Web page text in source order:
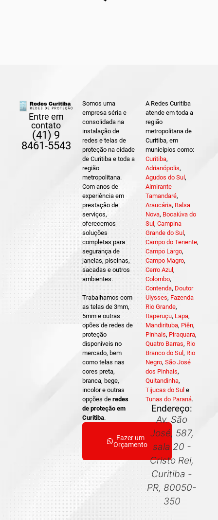
Entre em
contato
(41) 9
8461-5543
Somos uma
empresa séria e
consolidada na
instalação de
redes e telas de
proteção na cidade
de Curitiba e toda a
região
metropolitana.
Com anos de
experiência em
prestação de
serviços,
oferecemos
soluções
completas para
segurança de
janelas, piscinas,
sacadas e outros
ambientes.
Trabalhamos com
as telas de 3mm,
5mm e outras
opões de redes de
proteção
disponíveis no
mercado, bem
como telas nas
cores preta,
branca, bege,
incolor e outras
opções deredes
de proteção em
Curitiba.
Fazer um
Orçamento
A Redes Curitiba
atende em toda a
região
metropolitana de
Curitiba, em
municípios como:
Curitiba,
Adrianópolis,
Agudos do Sul ,
Almirante
Tamandaré,
Araucária, Balsa
Nova, Bocaiúva do
Sul , Campina
Grande do Sul ,
Campo do Tenente,
Campo Largo,
Campo Magro,
Cerro Azul ,
Colombo,
Contenda, Doutor
Ulysses, Fazenda
Rio Grande,
Itaperuçu, Lapa,
Mandirituba, Piên,
Pinhais, Piraquara,
Quatro Barras, Rio
Branco do Sul , Rio
Negro, São José
dos Pinhais,
Quitandinha,
Tijucas do Sul e
Tunas do Paraná.
Endereço:
Av. São
José, 587,
sala 20 -
Cristo Rei,
Curitiba -
PR, 80050-
350